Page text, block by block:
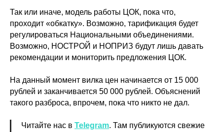
Так или иначе, модель работы ЦОК, пока что,
проходит «обкатку». Возможно, тарификация будет
регулироваться Национальными объединениями.
Возможно, НОСТРОЙ и НОПРИЗ будут лишь давать
рекомендации и мониторить предложения ЦОК.
На данный момент вилка цен начинается от 15 000
рублей и заканчивается 50 000 рублей. Объяснений
такого разброса, впрочем, пока что никто не дал.
Читайте нас в Telegram. Там публикуются свежие